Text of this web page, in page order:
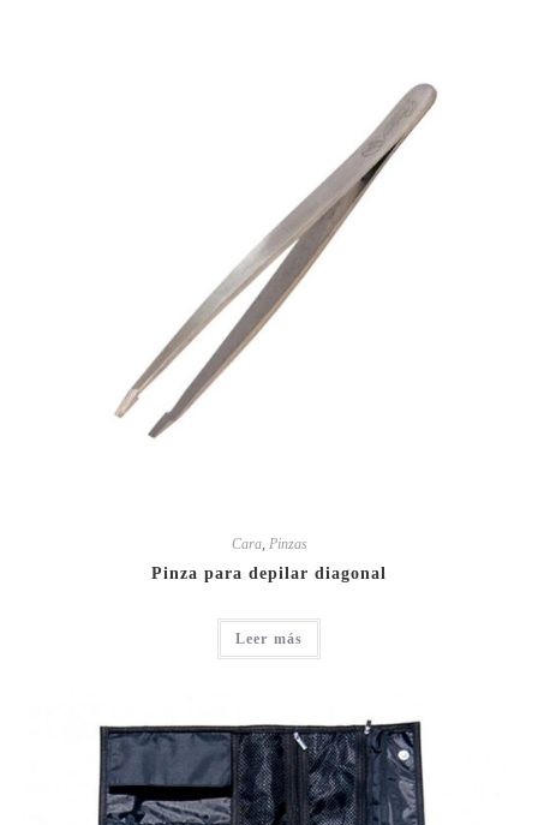
Cara, Pinzas
Pinza para depilar diagonal
Leer más